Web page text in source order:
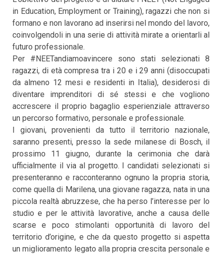
in Education, Employment or Training), ragazzi che non si
formano e non lavorano ad inserirsi nel mondo del lavoro,
coinvolgendoli in una serie di attività mirate a orientarli al
futuro professionale.
Per #NEETandiamoavincere sono stati selezionati 8
ragazzi, di età compresa tra i 20 e i 29 anni (disoccupati
da almeno 12 mesi e residenti in Italia), desiderosi di
diventare imprenditori di sé stessi e che vogliono
accrescere il proprio bagaglio esperienziale attraverso
un percorso formativo, personale e professionale.
I giovani, provenienti da tutto il territorio nazionale,
saranno presenti, presso la sede milanese di Bosch, il
prossimo 11 giugno, durante la cerimonia che darà
ufficialmente il via al progetto. I candidati selezionati si
presenteranno e racconteranno ognuno la propria storia,
come quella di Marilena, una giovane ragazza, nata in una
piccola realtà abruzzese, che ha perso l’interesse per lo
studio e per le attività lavorative, anche a causa delle
scarse e poco stimolanti opportunità di lavoro del
territorio d’origine, e che da questo progetto si aspetta
un miglioramento legato alla propria crescita personale e